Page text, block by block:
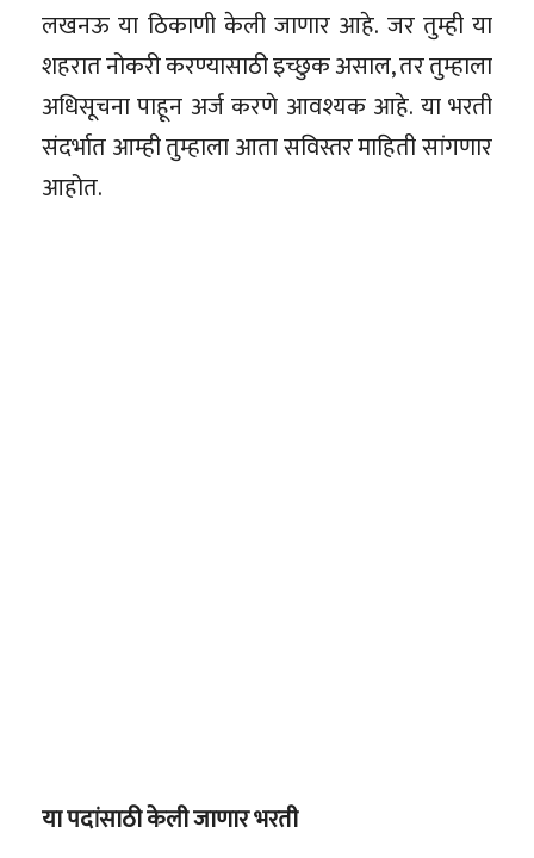
लखनऊ या ठिकाणी केली जाणार आहे. जर तुम्ही या
शहरात नोकरी करण्यासाठी इच्छुक असाल, तर तुम्हाला
अधिसूचना पाहून अर्ज करणे आवश्यक आहे. या भरती
संदर्भात आम्ही तुम्हाला आता सविस्तर माहिती सांगणार
आहोत.
या पदांसाठी केली जाणार भरती